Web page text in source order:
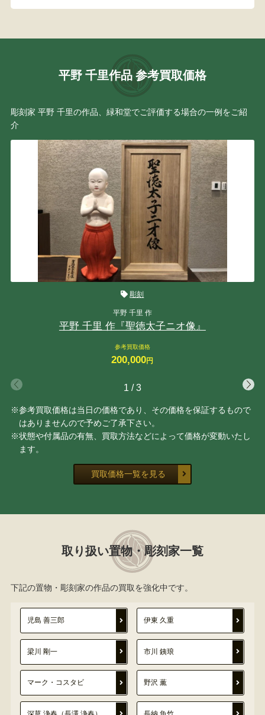
平野 千里作品 参考買取価格
彫刻家 平野 千里の作品、緑和堂でご評価する場合の一例をご紹
介
彫刻
平野 千里 作
平野 千里 作『聖徳太子ニオ像』
参考買取価格
200,000円
1 /3
※参考買取価格は当日の価格であり、その価格を保証するもので
はありませんので予めご了承下さい。
※状態や付属品の有無、買取方法などによって価格が変動いたし
ます。
買取価格一覧を見る
取り扱い置物・彫刻家一覧
下記の置物・彫刻家の作品の買取を強化中です。
児島 善三郎 伊東 久重
梁川 剛一 市川 銕琅
マーク・コスタビ 野沢 薫